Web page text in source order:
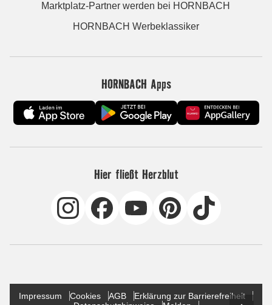
Marktplatz-Partner werden bei HORNBACH
HORNBACH Werbeklassiker
HORNBACH Apps
Hier fließt Herzblut
Impressum Cookies AGB
Erklärung zur Barrierefreiheit